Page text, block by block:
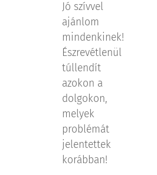
Jó szívvel
ajánlom
mindenkinek!
Észrevétlenül
túllendít
azokon a
dolgokon,
melyek
problémát
jelentettek
korábban!